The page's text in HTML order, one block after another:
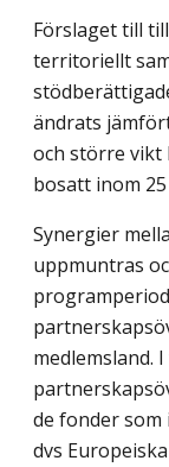
Förslaget till
territoriellt
ändrats
och större vikt
bosatt inom
Synergier
uppmuntras
medlemsland.
de fonder
dvs